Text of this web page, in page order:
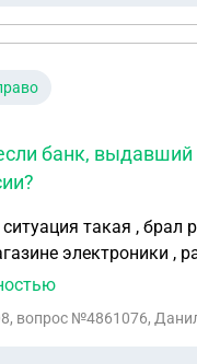
банк, выдавший
такая , брал
электроники ,
банком который
мог платить и были
, вопрос №4861076,